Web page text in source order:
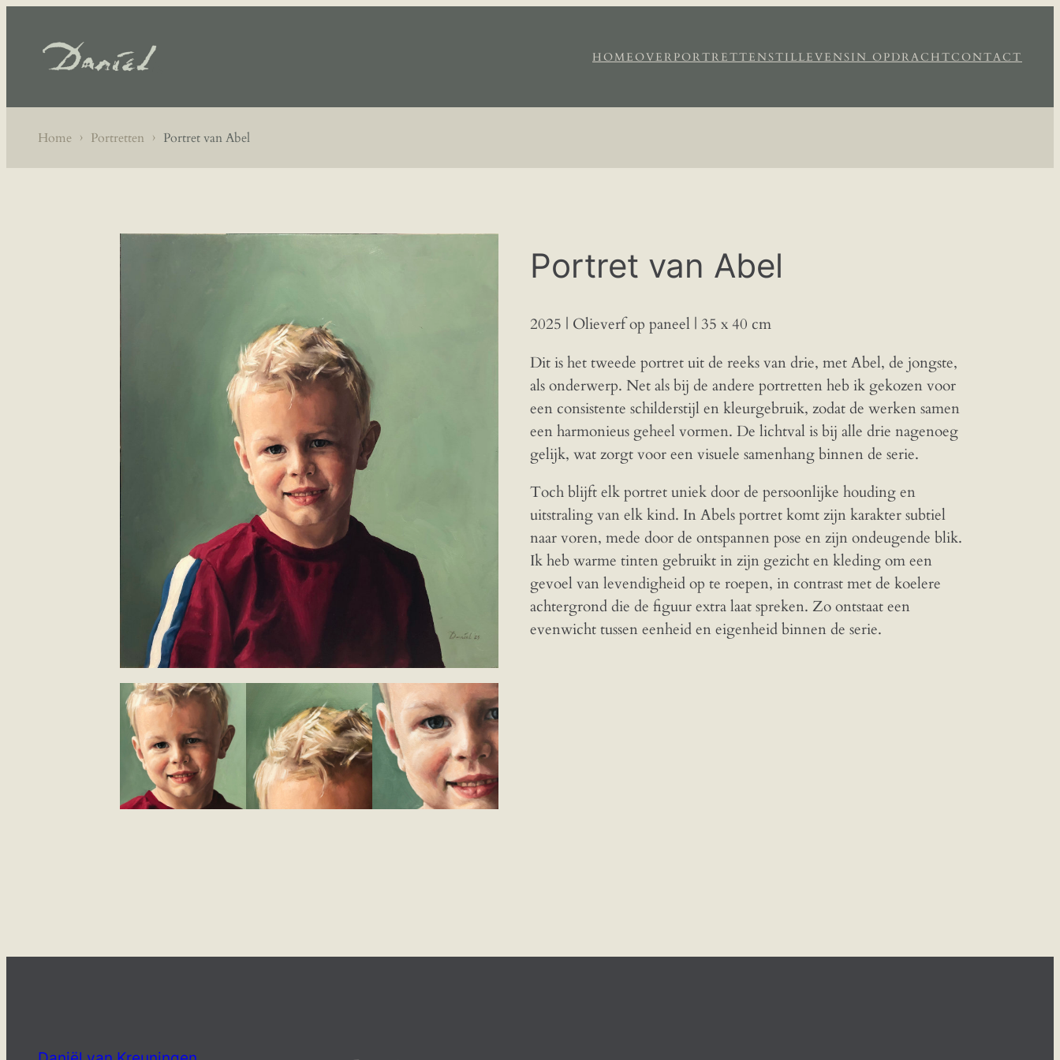
HOMEOVER PORTRETTENSTILLEVENSIN OPDRACHTCONTACT
Home › Portretten › Portret van Abel
Portret van Abel
2025 | Olieverf op paneel | 35 x 40 cm
Dit is het tweede portret uit de reeks van drie, met Abel, de jongste,
als onderwerp. Net als bij de andere portretten heb ik gekozen voor
een consistente schilderstijl en kleurgebruik, zodat de werken samen
een harmonieus geheel vormen. De lichtval is bij alle drie nagenoeg
gelijk, wat zorgt voor een visuele samenhang binnen de serie.
Toch blijft elk portret uniek door de persoonlijke houding en
uitstraling van elk kind. In Abels portret komt zijn karakter subtiel
naar voren, mede door de ontspannen pose en zijn ondeugende blik.
Ik heb warme tinten gebruikt in zijn gezicht en kleding om een
gevoel van levendigheid op te roepen, in contrast met de koelere
achtergrond die de figuur extra laat spreken. Zo ontstaat een
evenwicht tussen eenheid en eigenheid binnen de serie.